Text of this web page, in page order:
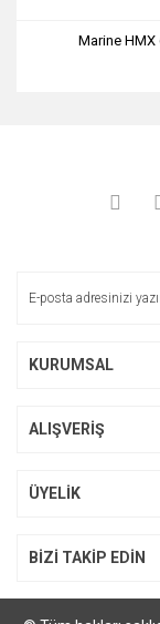
Marine HMX
KURUMSAL
ALIŞVERİŞ
ÜYELİK
BİZİ TAKİP EDİN